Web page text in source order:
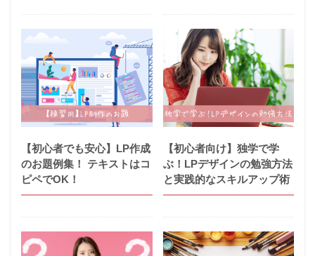
【初心者でも安心】LP作成
のお題例集！ テキストはコ
ピペでOK！
【初心者向け】独学で学
ぶ！LPデザインの勉強方法
と実践的なスキルアップ術